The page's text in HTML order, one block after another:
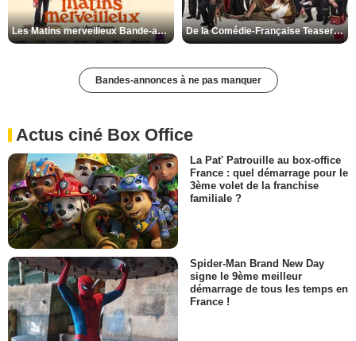
Les Matins merveilleux Bande-annonce VF De la Comédie-Française Teaser VF
Bandes-annonces à ne pas manquer
Actus ciné Box Office
La Pat' Patrouille au box-office
France : quel démarrage pour le
3ème volet de la franchise
familiale ?
Spider-Man Brand New Day
signe le 9ème meilleur
démarrage de tous les temps en
France !